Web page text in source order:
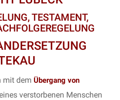
TESTAMENT,
mit dem Übergang von
verstorbenen Menschen